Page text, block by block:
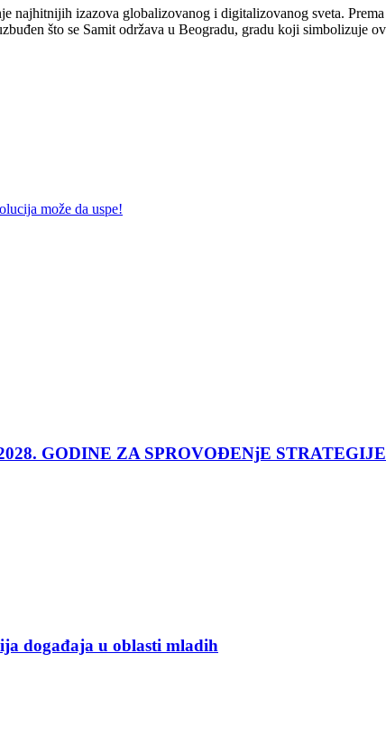
najhitnijih izazova globalizovanog i digitalizovanog sveta.
što se Samit održava u Beogradu, gradu koji simbolizuje
može da uspe!
GODINE ZA SPROVOĐENjE
događaja u oblasti mladih